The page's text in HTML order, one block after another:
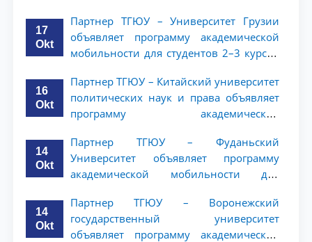
ТГЮУ
17
Okt
Партнер ТГЮУ – Университет Грузии
объявляет программу академической
мобильности для студентов 2–3 курсов
16
Okt
Партнер ТГЮУ – Китайский университет
политических наук и права объявляет
программу академической
ТГЮУ
14
Okt
Партнер ТГЮУ – Фуданьский
Университет объявляет программу
академической мобильности для
14
Okt
Партнер ТГЮУ – Воронежский
государственный университет
объявляет программу академической